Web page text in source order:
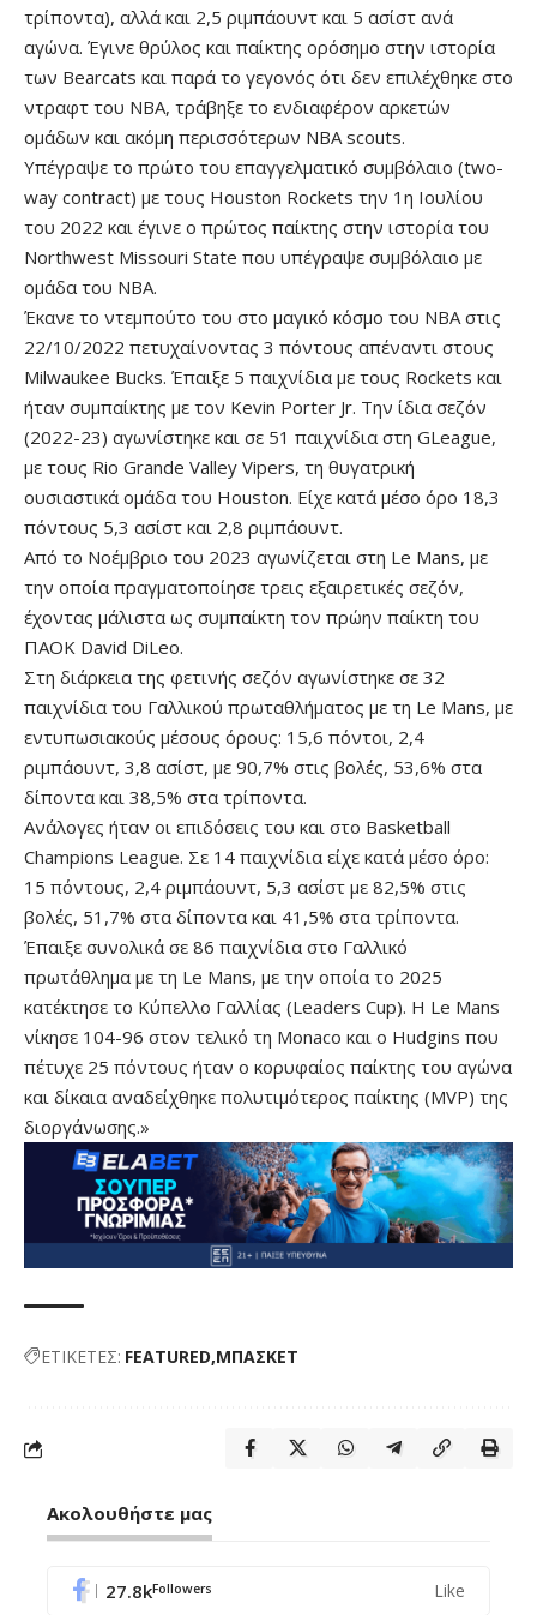
τρίποντα), αλλά και 2,5 ριμπάουντ και 5 ασίστ ανά
αγώνα. Έγινε θρύλος και παίκτης ορόσημο στην ιστορία
των Bearcats και παρά το γεγονός ότι δεν επιλέχθηκε στο
ντραφτ του ΝΒΑ, τράβηξε το ενδιαφέρον αρκετών
ομάδων και ακόμη περισσότερων ΝΒΑ scouts.
Υπέγραψε το πρώτο του επαγγελματικό συμβόλαιο (two-
way contract) με τους Houston Rockets την 1η Ιουλίου
του 2022 και έγινε ο πρώτος παίκτης στην ιστορία του
Northwest Missouri State που υπέγραψε συμβόλαιο με
ομάδα του ΝΒΑ.
Έκανε το ντεμπούτο του στο μαγικό κόσμο του ΝΒΑ στις
22/10/2022 πετυχαίνοντας 3 πόντους απέναντι στους
Milwaukee Bucks. Έπαιξε 5 παιχνίδια με τους Rockets και
ήταν συμπαίκτης με τον Kevin Porter Jr. Την ίδια σεζόν
(2022-23) αγωνίστηκε και σε 51 παιχνίδια στη GLeague,
με τους Rio Grande Valley Vipers, τη θυγατρική
ουσιαστικά ομάδα του Houston. Είχε κατά μέσο όρο 18,3
πόντους 5,3 ασίστ και 2,8 ριμπάουντ.
Από το Νοέμβριο του 2023 αγωνίζεται στη Le Mans, με
την οποία πραγματοποίησε τρεις εξαιρετικές σεζόν,
έχοντας μάλιστα ως συμπαίκτη τον πρώην παίκτη του
ΠΑΟΚ David DiLeo.
Στη διάρκεια της φετινής σεζόν αγωνίστηκε σε 32
παιχνίδια του Γαλλικού πρωταθλήματος με τη Le Mans, με
εντυπωσιακούς μέσους όρους: 15,6 πόντοι, 2,4
ριμπάουντ, 3,8 ασίστ, με 90,7% στις βολές, 53,6% στα
δίποντα και 38,5% στα τρίποντα.
Ανάλογες ήταν οι επιδόσεις του και στο Basketball
Champions League. Σε 14 παιχνίδια είχε κατά μέσο όρο:
15 πόντους, 2,4 ριμπάουντ, 5,3 ασίστ με 82,5% στις
βολές, 51,7% στα δίποντα και 41,5% στα τρίποντα.
Έπαιξε συνολικά σε 86 παιχνίδια στο Γαλλικό
πρωτάθλημα με τη Le Mans, με την οποία το 2025
κατέκτησε το Κύπελλο Γαλλίας (Leaders Cup). Η Le Mans
νίκησε 104-96 στον τελικό τη Monaco και ο Hudgins που
πέτυχε 25 πόντους ήταν ο κορυφαίος παίκτης του αγώνα
και δίκαια αναδείχθηκε πολυτιμότερος παίκτης (MVP) της
διοργάνωσης.»
ΕΤΙΚΕΤΕΣ: FEATURED ΜΠΑΣΚΕΤ
Ακολουθήστε μας
27.8kFollowers Like